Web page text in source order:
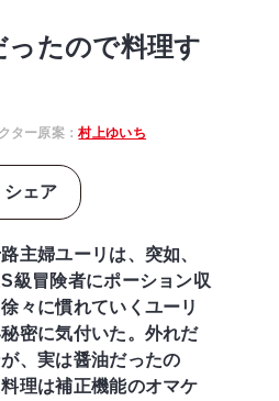
たので料理す
ター原案：村上ゆいち
シェア
主婦ユーリは、突如、
級冒険者にポーション収
々に慣れていくユーリ
密に気付いた。外れだ
、実は醤油だったの
理は補正機能のオマケ